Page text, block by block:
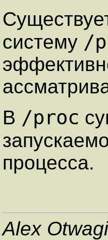
систему /
В /proc
пpоцесса.
Alex